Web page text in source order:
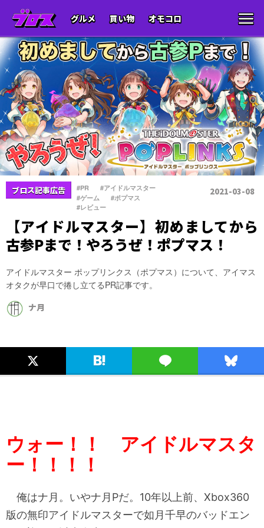
グルメ 買い物 オモコロ
ブロス記事広告 #PR #アイドルマスター
#ゲーム #ポプマス
#レビュー
2021-03-08
【アイドルマスター】初めましてから
古参Pまで！やろうぜ！ポプマス！
アイドルマスター ポップリンクス（ポプマス）について、アイマス
オタクが早口で捲し立てるPR記事です。
ナ月
ウォー！！ アイドルマスタ
ー！！！！
俺はナ月。いやナ月Pだ。10年以上前、Xbox360
版の無印アイドルマスターで如月千早のバッドエン